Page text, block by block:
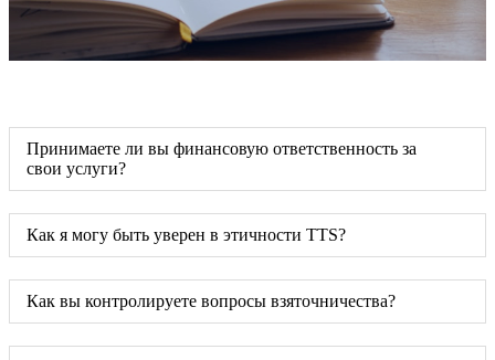
Принимаете ли вы финансовую ответственность за
свои услуги?
Как я могу быть уверен в этичности TTS?
Как вы контролируете вопросы взяточничества?